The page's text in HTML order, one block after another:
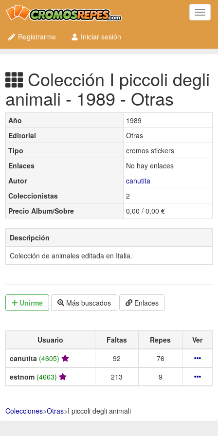
Registrarme
Iniciar sesión
Colección I piccoli degli
animali - 1989 - Otras
Año
1989
Editorial
Otras
Tipo
cromos stickers
Enlaces
No hay enlaces
Autor
canutita
Coleccionistas
2
Precio Album/Sobre
0,00 / 0,00 €
Descripción
Colección de animales editada en Italia.
Unirme Más buscados Enlaces
Usuario Faltas Repes
Ver
canutita (4605) 92
76
estnom (4663) 213 9
Colecciones>Otras>I piccoli degli animali